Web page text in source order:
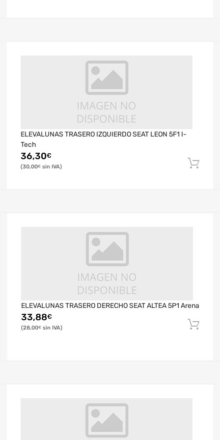
ELEVALUNAS TRASERO IZQUIERDO SEAT LEON 5F1 I-
Tech
36,30€
30,00€
ELEVALUNAS TRASERO DERECHO SEAT ALTEA 5P1 Arena
33,88€
28,00€